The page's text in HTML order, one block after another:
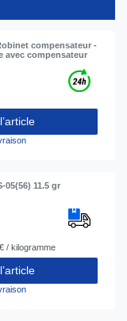
compensateur -
avec compensateur
05(56) 11.5 gr
/ kilogramme